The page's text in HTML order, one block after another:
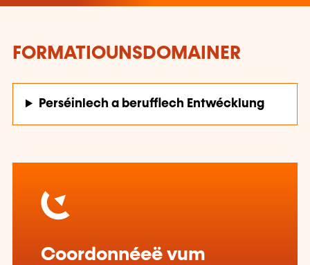
FORMATIOUNSDOMAINER
Perséinlech a berufflech Entwécklung
Coordonnéeë vum